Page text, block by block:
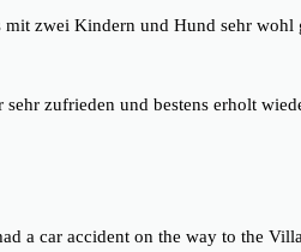
zwei Kindern und Hund sehr
zufrieden und bestens erholt
a car accident on the way to the